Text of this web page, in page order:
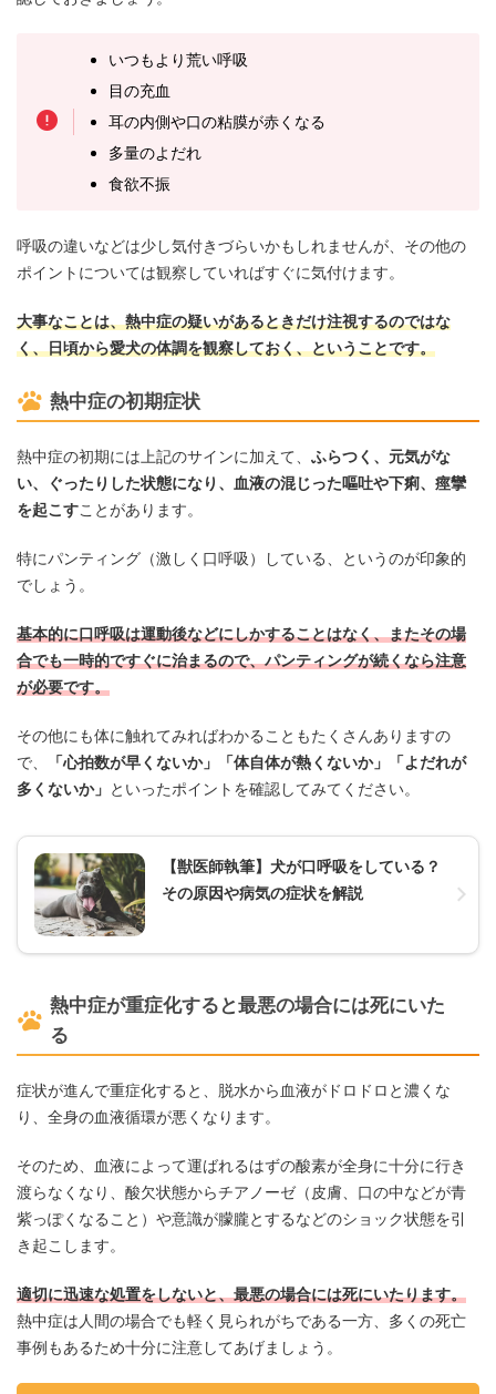
いつもより荒い呼吸
目の充血
耳の内側や口の粘膜が赤くなる
多量のよだれ
食欲不振
呼吸の違いなどは少し気付きづらいかもしれませんが、その他の
ポイントについては観察していればすぐに気付けます。
大事なことは、熱中症の疑いがあるときだけ注視するのではな
く、日頃から愛犬の体調を観察しておく、ということです。
熱中症の初期症状
熱中症の初期には上記のサインに加えて、 ふらつく、元気がな
い、ぐったりした状態になり、血液の混じった嘔吐や下痢、痙攣
を起こすことがあります。
特にパンティング（激しく口呼吸）している、というのが印象的
でしょう。
基本的に口呼吸は運動後などにしかすることはなく、またその場
合でも一時的ですぐに治まるので、パンティングが続くなら注意
が必要です。
その他にも体に触れてみればわかることもたくさんありますの
で、
「心拍数が早くないか」「体自体が熱くないか」「よだれが
多くないか」 といったポイントを確認してみてください。
【獣医師執筆】犬が口呼吸をしている？
その原因や病気の症状を解説
熱中症が重症化すると最悪の場合には死にいた
る
症状が進んで重症化すると、脱水から血液がドロドロと濃くな
り、全身の血液循環が悪くなります。
そのため、血液によって運ばれるはずの酸素が全身に十分に行き
渡らなくなり、酸欠状態からチアノーゼ（皮膚、口の中などが青
紫っぽくなること）や意識が朦朧とするなどのショック状態を引
き起こします。
適切に迅速な処置をしないと、最悪の場合には死にいたります。
熱中症は人間の場合でも軽く見られがちである一方、多くの死亡
事例もあるため十分に注意してあげましょう。